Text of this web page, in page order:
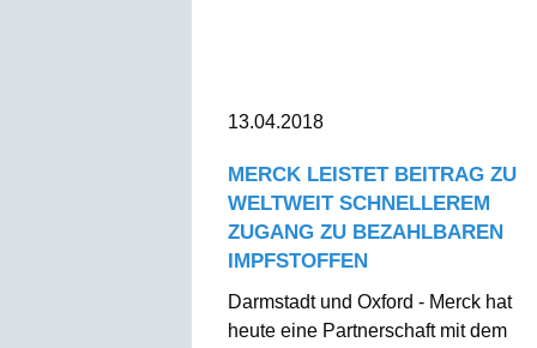
13.04.2018
MERCK LEISTET BEITRAG ZU
WELTWEIT SCHNELLEREM
ZUGANG ZU BEZAHLBAREN
IMPFSTOFFEN
Darmstadt und Oxford - Merck hat
heute eine Partnerschaft mit dem